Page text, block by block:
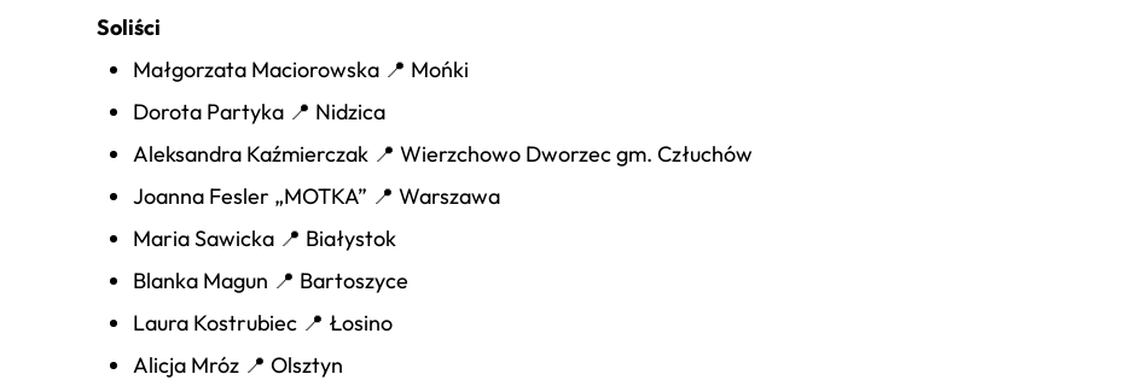
Soliści
Małgorzata Maciorowska 📍 Mońki
Dorota Partyka 📍 Nidzica
Aleksandra Kaźmierczak 📍 Wierzchowo Dworzec gm. Człuchów
Joanna Fesler „MOTKA” 📍 Warszawa
Maria Sawicka 📍 Białystok
Blanka Magun 📍 Bartoszyce
Laura Kostrubiec 📍 Łosino
Alicja Mróz 📍 Olsztyn